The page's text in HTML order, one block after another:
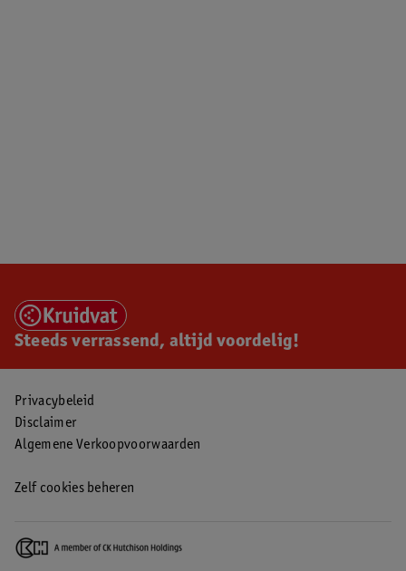
Steeds verrassend, altijd voordelig!
Privacybeleid
Disclaimer
Algemene Verkoopvoorwaarden
Zelf cookies beheren